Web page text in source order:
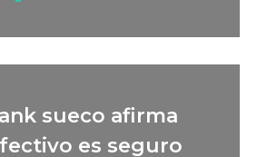
sueco afirma
es seguro